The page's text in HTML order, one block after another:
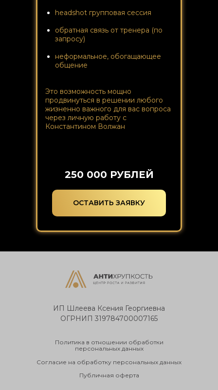
headshot групповая сессия
обратная связь от тренера (по
запросу)
неформальное, обогащающее
общение
Это возможность мощно
продвинуться в решении любого
жизненно важного для вас вопроса
через личную работу с
Константином Волжан
250 000 РУБЛЕЙ
ОСТАВИТЬ ЗАЯВКУ
ИП Шлеева Ксения Георгиевна
ОГРНИП 319784700007165
Политика в отношении обработки
персональных данных
Согласие на обработку персональных данных
Публичная оферта